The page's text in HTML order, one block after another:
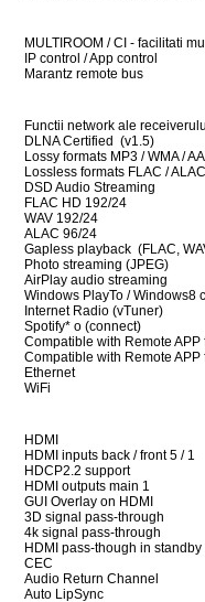
MULTIROOM / CI - facilitati
IP control / App control
Marantz remote bus
Functii network ale
DLNA Certified (v1.5)
Lossy formats MP3 / WMA /
Lossless formats FLAC /
DSD Audio Streaming
FLAC HD 192/24
WAV 192/24
ALAC 96/24
Gapless playback (FLAC,
Photo streaming (JPEG)
AirPlay audio streaming
Windows PlayTo / Windows8
Internet Radio (vTuner)
Spotify* o (connect)
Compatible with Remote
Compatible with Remote APP
Ethernet
WiFi
HDMI
HDMI inputs back / front 5 / 1
HDCP2.2 support
HDMI outputs main 1
GUI Overlay on HDMI
3D signal pass-through
4k signal pass-through
HDMI pass-though in standby
CEC
Audio Return Channel
Auto LipSync